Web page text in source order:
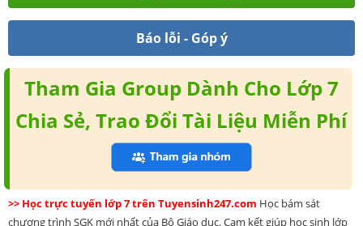
Báo lỗi - Góp ý
Tham Gia Group Dành Cho Lớp 7
Chia Sẻ, Trao Đổi Tài Liệu Miễn Phí
>> Học trực tuyến lớp 7 trên Tuyensinh247.com Học bám sát
chương trình SGK mới nhất của Bộ Giáo dục. Cam kết giúp học sinh lớp